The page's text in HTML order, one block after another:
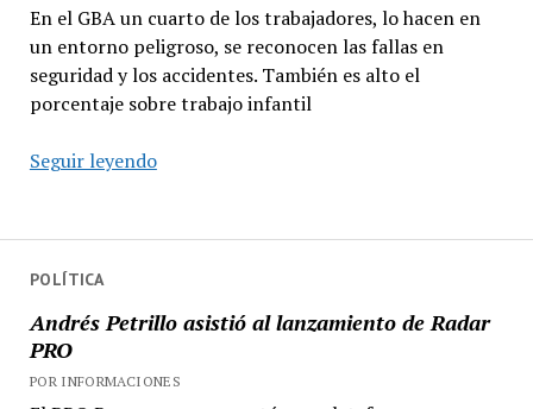
POLÍTICA
Andrés Petrillo asistió al lanzamiento de Radar
PRO
POR INFORMACIONES
En el GBA un cuarto de los trabajadores, lo hacen en
un entorno peligroso, se reconocen las fallas en
seguridad y los accidentes. También es alto el
porcentaje sobre trabajo infantil
Seguir leyendoUNTREF
condiciones
laboral
explotación